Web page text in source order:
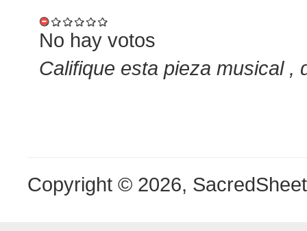
No hay votos
Califique esta pieza musical ,
Copyright © 2026,